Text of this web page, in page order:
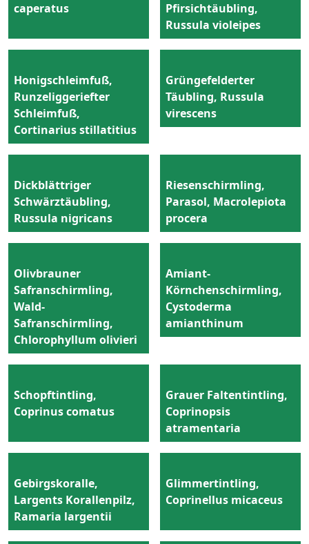
caperatus
Pfirsichtäubling,
Russula violeipes
Honigschleimfuß,
Runzeliggeriefter
Schleimfuß,
Cortinarius stillatitius
Grüngefelderter
Täubling, Russula
virescens
Dickblättriger
Schwärztäubling,
Russula nigricans
Riesenschirmling,
Parasol, Macrolepiota
procera
Olivbrauner
Safranschirmling,
Wald-
Safranschirmling,
Chlorophyllum olivieri
Amiant-
Körnchenschirmling,
Cystoderma
amianthinum
Schopftintling,
Coprinus comatus
Grauer Faltentintling,
Coprinopsis
atramentaria
Gebirgskoralle,
Largents Korallenpilz,
Ramaria largentii
Glimmertintling,
Coprinellus micaceus